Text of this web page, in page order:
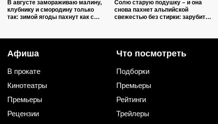
В августе замораживаю малину,
клубнику и смородину только
так: зимой ягоды пахнут как с
Солю старую подушку – и она
снова пахнет альпийской
свежестью без стирки: зарубите
Афиша
В прокате
Кинотеатры
Премьеры
Рецензии
Что посмотреть
Подборки
Премьеры
Рейтинги
Трейлеры